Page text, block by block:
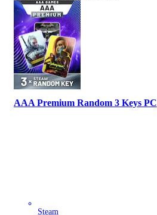
AAA Premium Random 3 Keys PC
Steam